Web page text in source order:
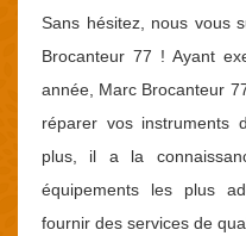
Sans hésitez, nous vous
Brocanteur 77 ! Ayant
année, Marc Brocanteur
réparer vos instruments
plus, il a la
équipements les plus
fournir des services de